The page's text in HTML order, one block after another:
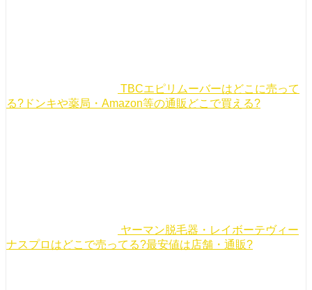
TBCエピリムーバーはどこに売って
る?ドンキや薬局・Amazon等の通販どこで買える?
ヤーマン脱毛器・レイボーテヴィー
ナスプロはどこで売ってる?最安値は店舗・通販?